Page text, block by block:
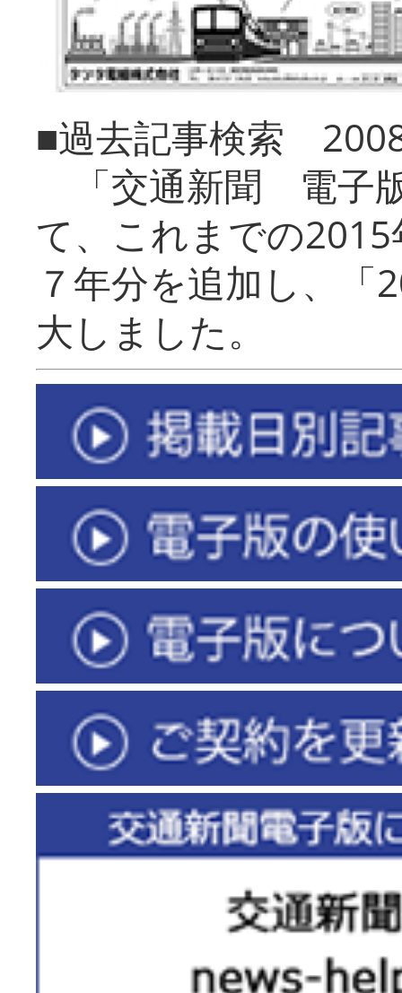
■過去記事検索
「交通新聞 電子
て、これまでの
７年分を追加し、「
大しまし